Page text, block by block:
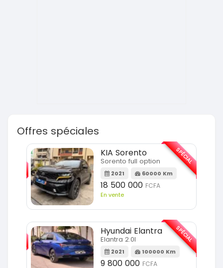
Offres spéciales
KIA Sorento
Sorento full option
2021 60000 Km
18 500 000 FCFA
En vente
SPÉCIAL
Hyundai Elantra
Elantra 2.0l
2021 100000 Km
9 800 000 FCFA
SPÉCIAL